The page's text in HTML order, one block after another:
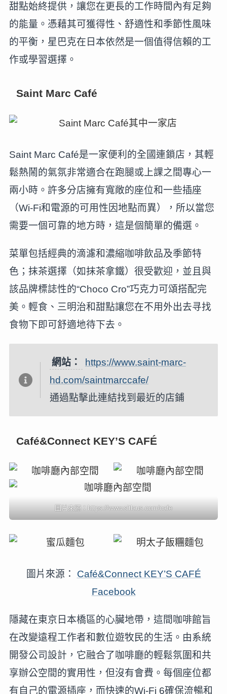
甜點始終提供，讓您在更長的工作時間內有足夠
的能量。憑藉其可獲得性、舒適性和季節性風味
的平衡，星巴克在日本依然是一個值得信賴的工
作或學習選擇。
Saint Marc Café
Saint Marc Café是一家便利的全國連鎖店，其輕
鬆熱鬧的氣氛非常適合在跑腿或上課之間專心一
兩小時。許多分店擁有寬敞的座位和一些插座
（Wi-Fi和電源的可用性因地點而異），所以當您
需要一個可靠的地方時，這是個簡單的備選。
菜單包括經典的滴濾和濃縮咖啡飲品及季節特
色；抹茶選擇（如抹茶拿鐵）很受歡迎，並且與
該品牌標誌性的“Choco Cro”巧克力可頌搭配完
美。輕食、三明治和甜點讓您在不用外出去寻找
食物下即可舒適地待下去。
網站：
https://www.saint-marc-
hd.com/saintmarccafe/
通過點擊此連結找到最近的店鋪
Café&Connect KEY’S CAFÉ
圖片來源：https://www.sitlaus.com/cafe
圖片來源： Café&Connect KEY’S CAFÉ
Facebook
隱藏在東京日本橋區的心臟地帶，這間咖啡館旨
在改變遠程工作者和數位遊牧民的生活。由系統
開發公司設計，它融合了咖啡廳的輕鬆氛圍和共
享辦公空間的實用性，但沒有會費。每個座位都
有自己的電源插座，而快速的Wi-Fi 6確保流暢和